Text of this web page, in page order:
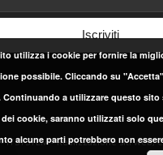
- Realizzazione siti web,
utilizza i cookie per fornire la
possibile. Cliccando su
a utilizzare questo sito
cookie, saranno utilizzati solo
alcune parti potrebbero non